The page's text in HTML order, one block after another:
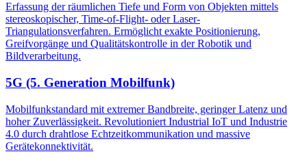
Erfassung der räumlichen Tiefe und Form von Objekten mittels
stereoskopischer, Time-of-Flight- oder Laser-
Triangulationsverfahren. Ermöglicht exakte Positionierung,
Greifvorgänge und Qualitätskontrolle in der Robotik und
Bildverarbeitung.
5G (5. Generation Mobilfunk)
Mobilfunkstandard mit extremer Bandbreite, geringer Latenz und
hoher Zuverlässigkeit. Revolutioniert Industrial IoT und Industrie
4.0 durch drahtlose Echtzeitkommunikation und massive
Gerätekonnektivität.